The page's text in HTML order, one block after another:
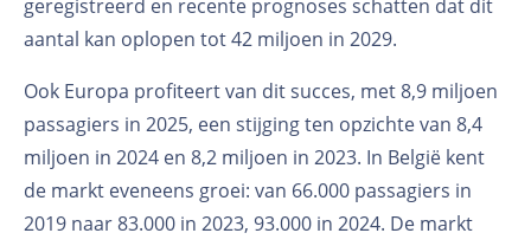
geregistreerd en recente prognoses schatten dat dit
aantal kan oplopen tot 42 miljoen in 2029.
Ook Europa profiteert van dit succes, met 8,9 miljoen
passagiers in 2025, een stijging ten opzichte van 8,4
miljoen in 2024 en 8,2 miljoen in 2023. In België kent
de markt eveneens groei: van 66.000 passagiers in
2019 naar 83.000 in 2023, 93.000 in 2024. De markt